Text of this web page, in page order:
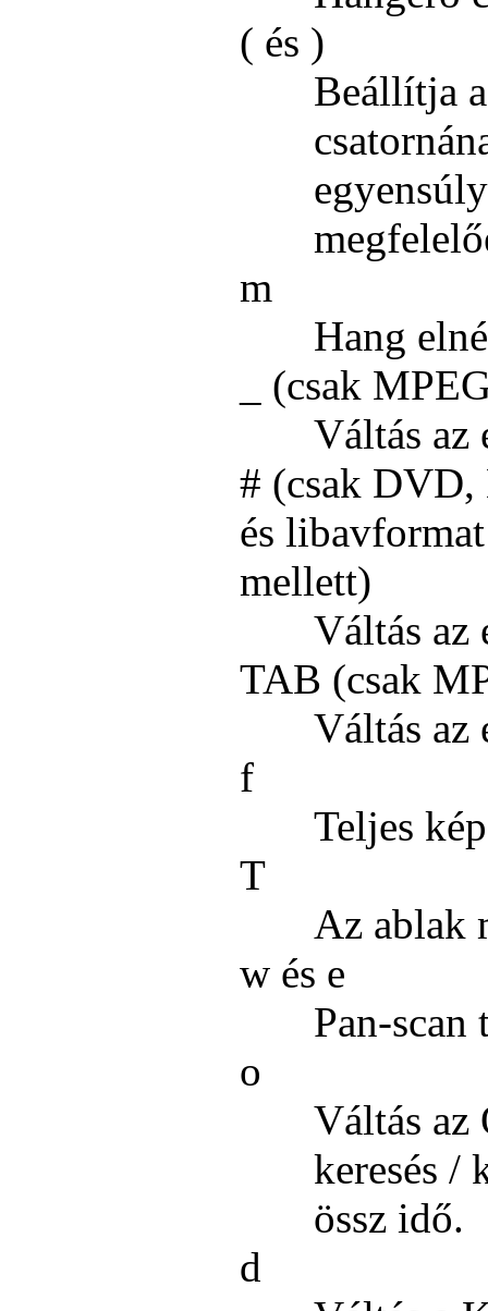
( és )
Beállítja
m
Hang
_ (csak
Váltás az
# (csak
és libavformat
mellett)
Váltás az
TAB (csak
Váltás az
f
Teljes
T
Az ablak
w és e
Pan-scan
o
Váltás az
keresés /
össz idő.
d